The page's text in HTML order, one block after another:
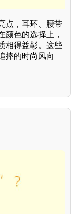
点，耳环、腰带
颜色的选择上，
相得益彰。这些
捧的时尚风向